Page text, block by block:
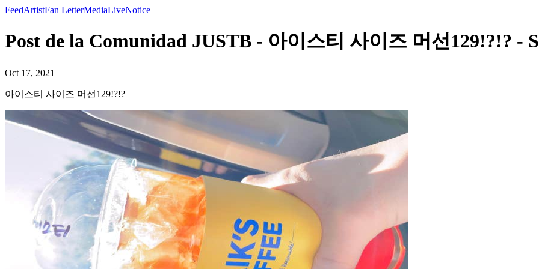
FeedArtistFan LetterMediaLiveNotice
Post de la Comunidad JUSTB - 아이스티 사이즈 머선129!?!? -
Oct 17, 2021
아이스티 사이즈 머선129!?!?